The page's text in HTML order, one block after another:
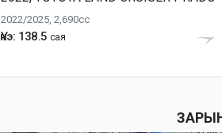
2022/2025, 2,690cc
Үнэ: 138.5 сая